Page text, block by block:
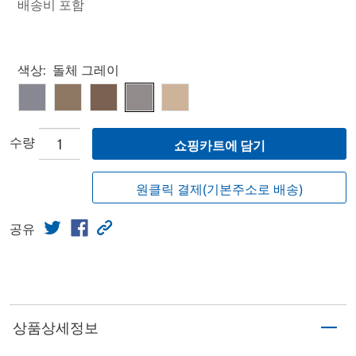
배송비 포함
Select product
색상: 돌체 그레이
수량 쇼핑카트에 담기
원클릭 결제(기본주소로 배송)
공유
상품상세정보